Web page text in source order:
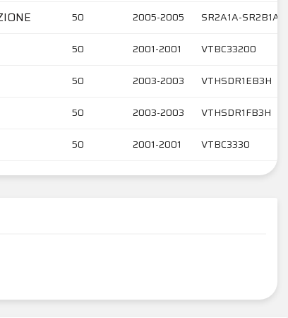
50 2005-2005 SR2A1A-SR2B1A
50 2001-2001 VTBC33200
50 2003-2003 VTHSDR1EB3H
50 2003-2003 VTHSDR1FB3H
50 2001-2001 VTBC3330